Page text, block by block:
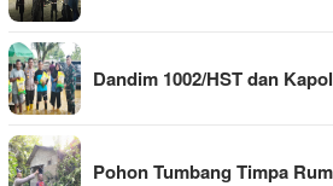
Dandim 1002/HST dan
Pohon Tumbang Timpa